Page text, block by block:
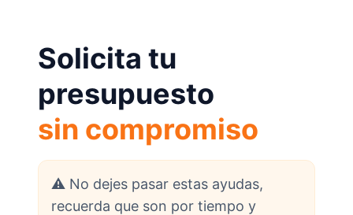
Solicita tu
presupuesto
sin compromiso
⚠️ No dejes pasar estas ayudas,
recuerda que son por tiempo y